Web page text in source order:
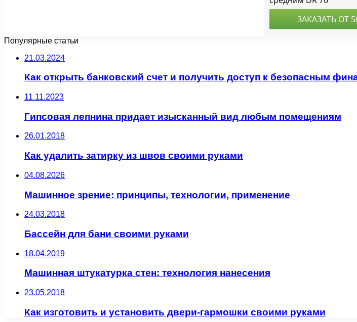
Популярные статьи
21.03.2024
Как открыть банковский счет и получить доступ к безопасным
11.11.2023
Гипсовая лепнина придает изысканный вид любым помещениям
26.01.2018
Как удалить затирку из швов своими руками
04.08.2026
Машинное зрение: принципы, технологии, применение
24.03.2018
Бассейн для бани своими руками
18.04.2019
Машинная штукатурка стен: технология нанесения
23.05.2018
Как изготовить и установить двери-гармошки своими руками